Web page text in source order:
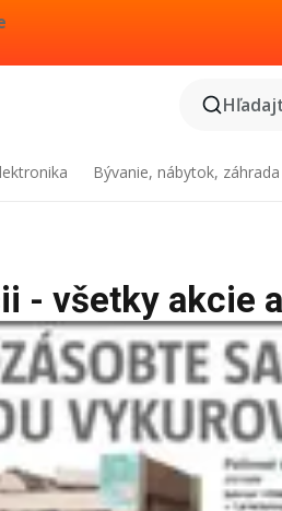
Bývanie, nábytok, záhrada
- všetky akcie